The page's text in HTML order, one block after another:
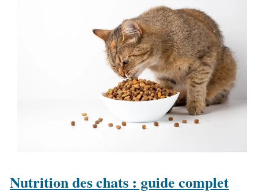
Nutrition des chats : guide complet